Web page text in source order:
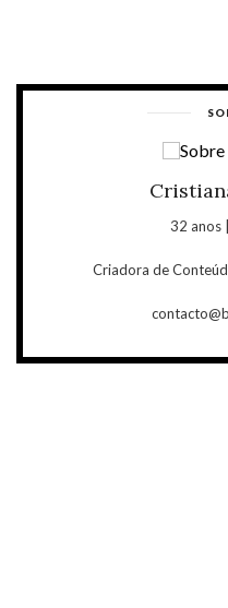
32 anos
Criadora de